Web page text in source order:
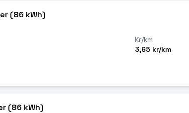
(86 kWh)
Kr/km
3,65 kr/km
(86 kWh)